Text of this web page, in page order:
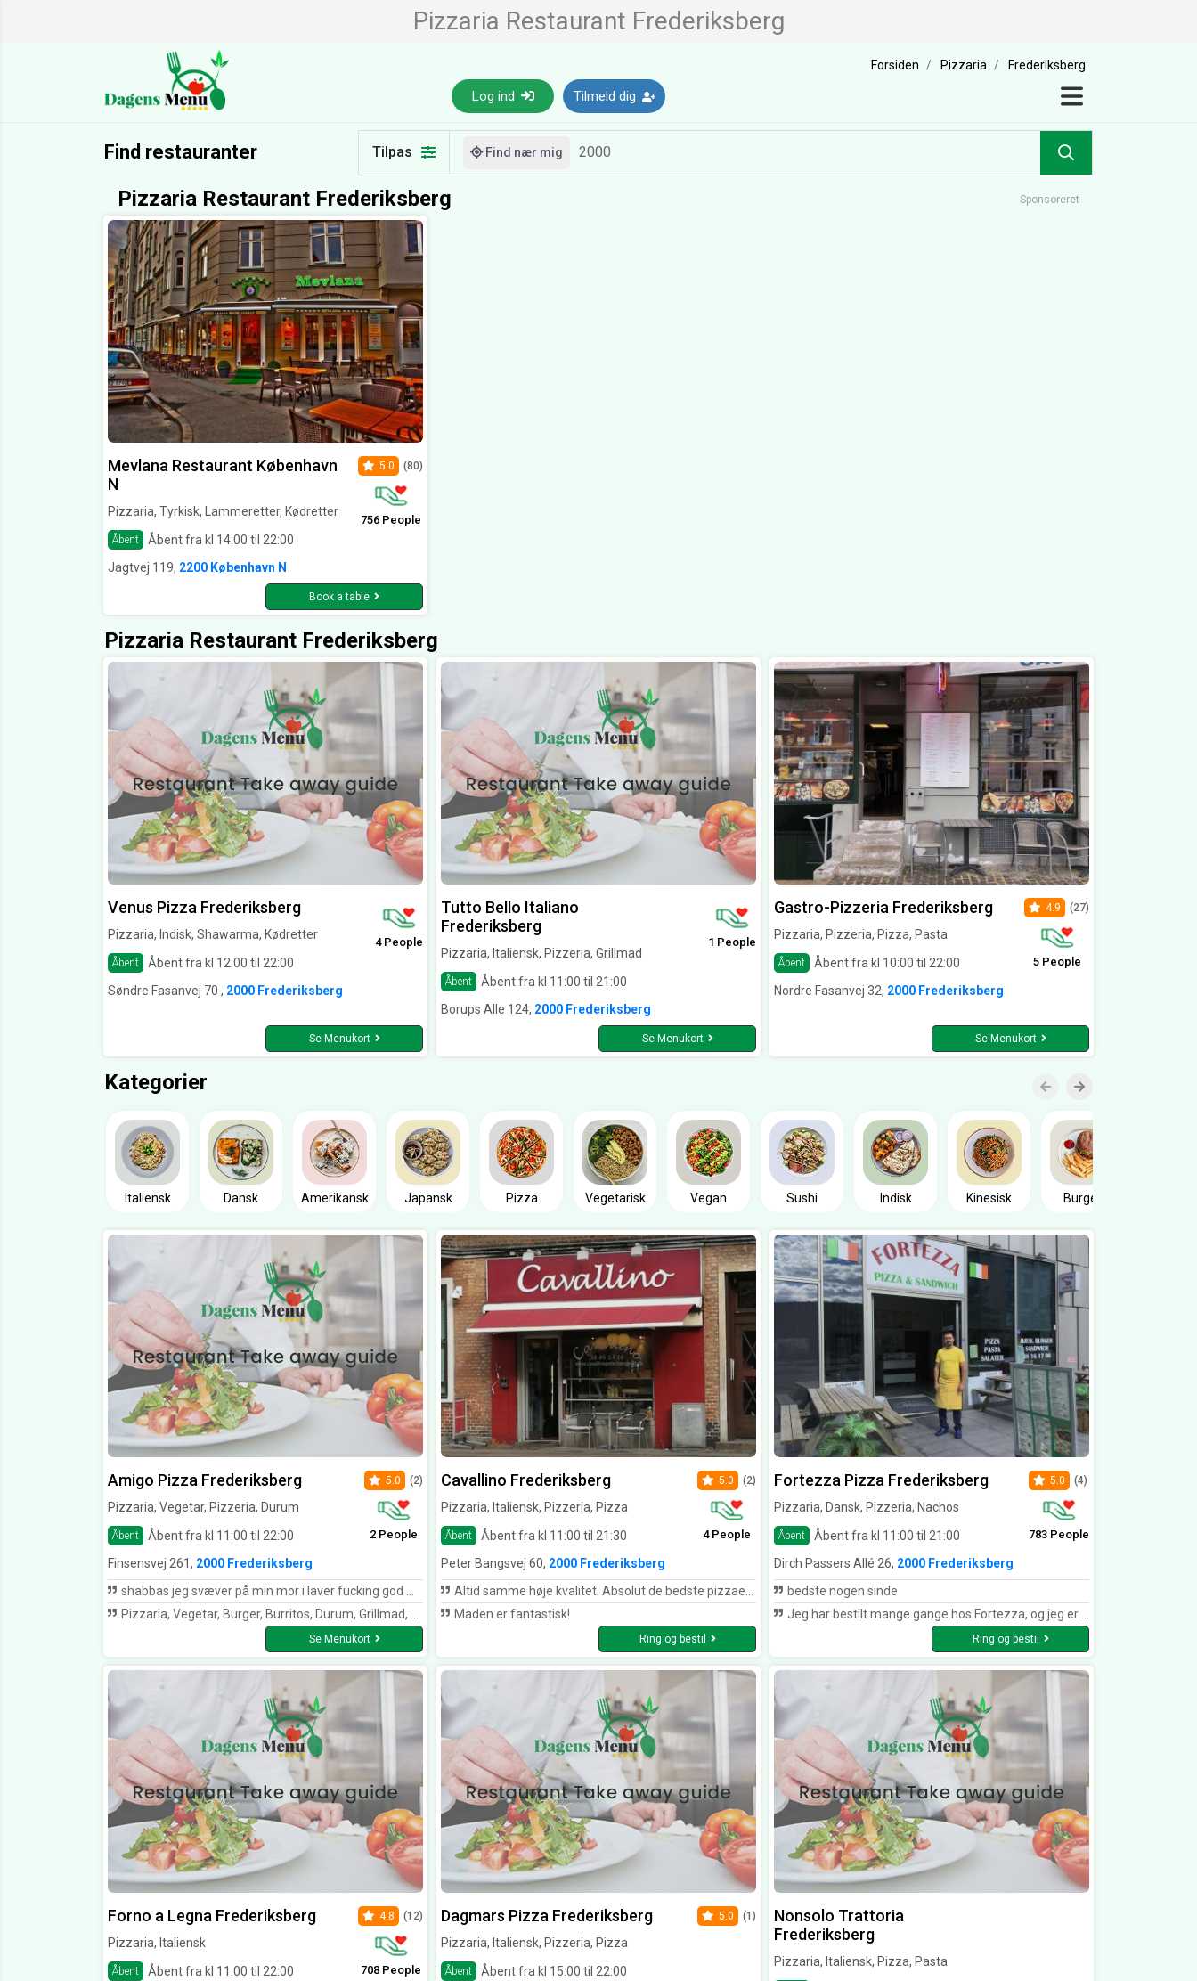
Pizzaria Restaurant Frederiksberg
Forsiden Pizzaria Frederiksberg
Log ind Tilmeld dig
Find restauranter Tilpas Find nær mig
Pizzaria Restaurant Frederiksberg Sponsoreret
Mevlana Restaurant København
N
Pizzaria, Tyrkisk, Lammeretter, Kødretter
Åbent Åbent fra kl 14:00 til 22:00
5.0 (80)
756 People
Jagtvej 119, 2200 København N
Book a table
Pizzaria Restaurant Frederiksberg
Venus Pizza Frederiksberg
Pizzaria, Indisk, Shawarma, Kødretter
Åbent Åbent fra kl 12:00 til 22:00
4 People
Søndre Fasanvej 70 , 2000 Frederiksberg
Se Menukort
Tutto Bello Italiano
Frederiksberg
Pizzaria, Italiensk, Pizzeria, Grillmad
Åbent Åbent fra kl 11:00 til 21:00
1 People
Borups Alle 124, 2000 Frederiksberg
Se Menukort
Gastro-Pizzeria Frederiksberg
Pizzaria, Pizzeria, Pizza, Pasta
Åbent Åbent fra kl 10:00 til 22:00
4.9 (27)
5 People
Nordre Fasanvej 32, 2000 Frederiksberg
Se Menukort
Kategorier
Italiensk Dansk Amerikansk Japansk Pizza Vegetarisk Vegan Sushi Indisk Kinesisk Burger
Amigo Pizza Frederiksberg
Pizzaria, Vegetar, Pizzeria, Durum
Åbent Åbent fra kl 11:00 til 22:00
5.0 (2)
2 People
Finsensvej 261, 2000 Frederiksberg
shabbas jeg svæver på min mor i laver fucking god mad...!! gå ind og bestil nu. yallah
Pizzaria, Vegetar, Burger, Burritos, Durum, Grillmad, Kødretter, Kebab, Nachos, Pasta, Pizza, Salat SUPER
Se Menukort
Cavallino Frederiksberg
Pizzaria, Italiensk, Pizzeria, Pizza
Åbent Åbent fra kl 11:00 til 21:30
5.0 (2)
4 People
Peter Bangsvej 60, 2000 Frederiksberg
Altid samme høje kvalitet. Absolut de bedste pizzaer på Frederiksberg. Forvent ikke en klistret og gennemvædet pizza, med alt for meget fyld og dårlige råvarer. Vores go-to-place, når der skal pizza på menuen herhjemme.
Maden er fantastisk!
Ring og bestil
Fortezza Pizza Frederiksberg
Pizzaria, Dansk, Pizzeria, Nachos
Åbent Åbent fra kl 11:00 til 21:00
5.0 (4)
783 People
Dirch Passers Allé 26, 2000 Frederiksberg
bedste nogen sinde
Jeg har bestilt mange gange hos Fortezza, og jeg er aldrig blevet skuffet. Maden er altid frisk og velsmagende og klar til tiden. Elsker deres Mexicansk Pizza ????
Ring og bestil
Forno a Legna Frederiksberg
Pizzaria, Italiensk
Åbent Åbent fra kl 11:00 til 22:00
4.8 (12)
708 People
Dagmars Pizza Frederiksberg
Pizzaria, Italiensk, Pizzeria, Pizza
Åbent Åbent fra kl 15:00 til 22:00
5.0 (1)
Nonsolo Trattoria
Frederiksberg
Pizzaria, Italiensk, Pizza, Pasta